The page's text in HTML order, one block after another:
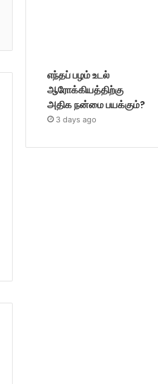
எந்தப் பழம் உடல்
ஆரோக்கியத்திற்கு
அதிக நன்மை பயக்கும்?
3 days ago